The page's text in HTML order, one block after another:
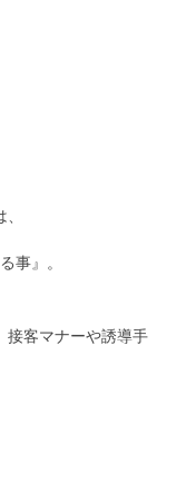
事』。
接客マナーや誘導手